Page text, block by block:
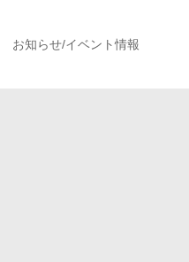
お知らせ/イベント情報